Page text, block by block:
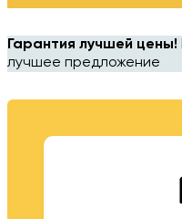
Гарантия лучшей цены!
лучшее предложение